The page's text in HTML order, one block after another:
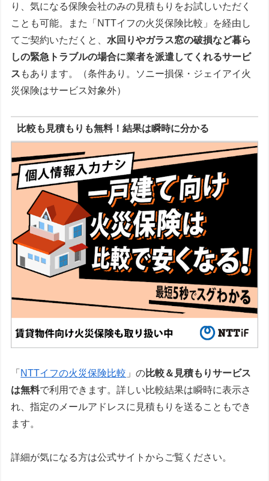
り、気になる保険会社のみの見積もりをお試しいただく
ことも可能。また「NTTイフの火災保険比較」を経由し
てご契約いただくと、 水回りやガラス窓の破損など暮ら
しの緊急トラブルの場合に業者を派遣してくれるサービ
ス もあります。（条件あり。ソニー損保・ジェイアイ火
災保険はサービス対象外）
比較も見積もりも無料！結果は瞬時に分かる
「 NTTイフの火災保険比較 」の比較＆見積もりサービス
は無料で利用できます。詳しい比較結果は瞬時に表示さ
れ、指定のメールアドレスに見積もりを送ることもでき
ます。
詳細が気になる方は公式サイトからご覧ください。